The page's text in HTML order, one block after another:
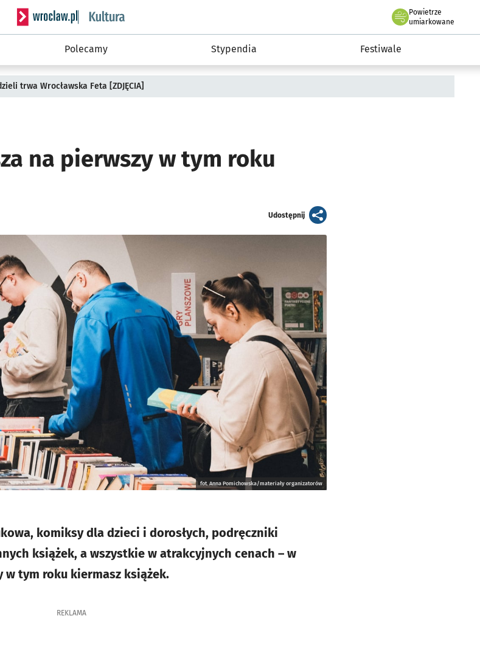
Serwis informacyjny wroclaw.pl podserwis: Kultura
Powietrze
we Wrocławiu
umiarkowane
Polecamy Stypendia Festiwale
trwa Wrocławska Feta [ZDJĘCIA]
na pierwszy w tym roku
Udostępnijartykuł
fot. Anna Pomichowska/materiały organizatorów
komiksy dla dzieci i dorosłych, podręczniki
książek, a wszystkie w atrakcyjnych cenach – w
w tym roku kiermasz książek.
REKLAMA